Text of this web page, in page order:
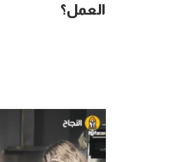
العمل؟